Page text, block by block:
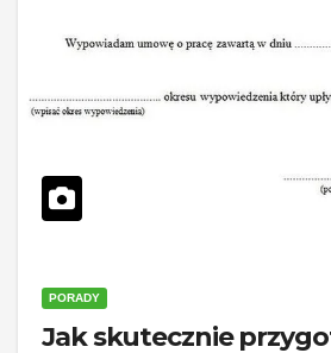
PORADY
Jak skutecznie